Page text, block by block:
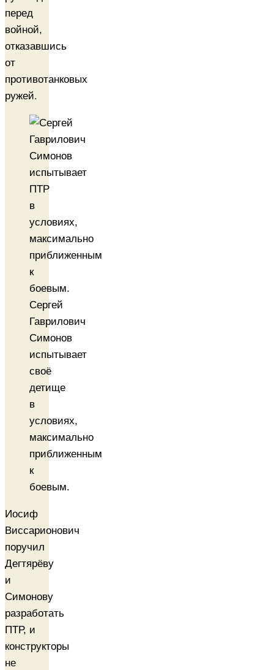
перед
войной,
отказавшись
от
противотанковых
ружей.
Сергей
Гаврилович
Симонов
испытывает
своё
детище
в
условиях,
максимально
приближенным
к
боевым.
Иосиф
Виссарионович
поручил
Дегтярёву
и
Симонову
разработать
ПТР, и
конструкторы
не